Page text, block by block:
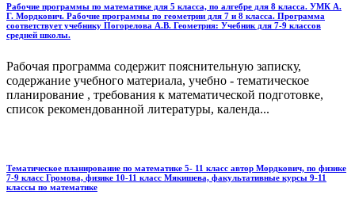
Рабочие программы по математике для 5 класса, по алгебре для 8 класса. УМК А.
Г. Мордкович. Рабочие программы по геометрии для 7 и 8 класса. Программа
соответствует учебнику Погорелова А.В. Геометрия: Учебник для 7-9 классов
средней школы.
Рабочая программа содержит пояснительную записку,
содержание учебного материала, учебно - тематическое
планирование , требования к математической подготовке,
список рекомендованной литературы, календа...
Тематическое планирование по математике 5- 11 класс автор Мордкович, по физике
7-9 класс Громова, физике 10-11 класс Мякишева, факультативные курсы 9-11
классы по математике